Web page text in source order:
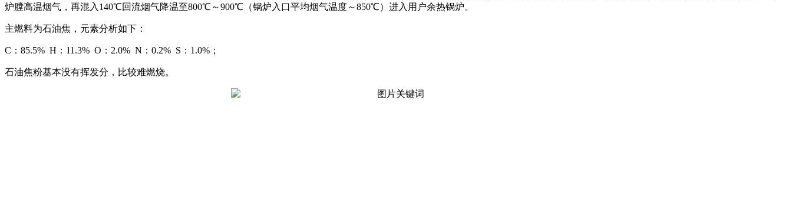
炉膛高温烟气，再混入140℃回流烟气降温至800℃～900℃（锅炉入口平均烟气温度～850℃）进入用户余热锅炉。
主燃料为石油焦，元素分析如下：
C：85.5% H：11.3% O：2.0% N：0.2% S：1.0%；
石油焦粉基本没有挥发分，比较难燃烧。